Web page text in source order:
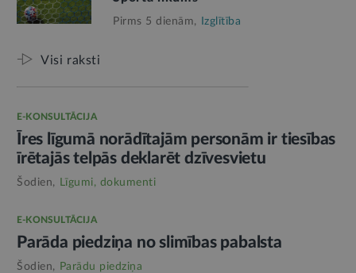
Pirms 5 dienām, Izglītība
Visi raksti
E-KONSULTĀCIJA
Īres līgumā norādītajām personām ir tiesības
īrētajās telpās deklarēt dzīvesvietu
Šodien, Līgumi, dokumenti
E-KONSULTĀCIJA
Parāda piedziņa no slimības pabalsta
Šodien, Parādu piedziņa